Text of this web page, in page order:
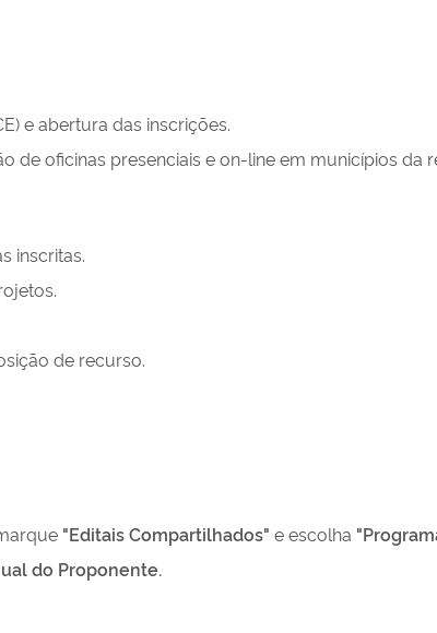
e abertura das inscrições.
de oficinas presenciais e on-line em municípios da
inscritas.
de recurso.
"Editais Compartilhados" e escolha
do Proponente.